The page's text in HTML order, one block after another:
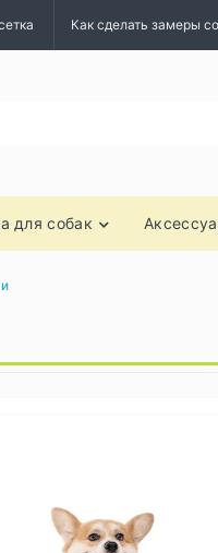
Как сделать замеры
для собак